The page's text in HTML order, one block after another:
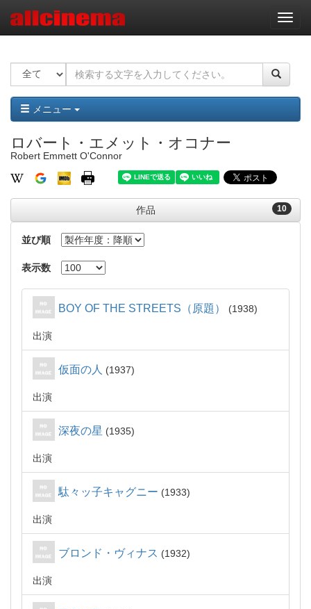
ナ
ビ
ー
ョ
ン
メニュー
ロバート・エメット・オコナー
Robert Emmett O'Connor
10
作品
並び順
表示数
BOY OF THE STREETS（原題） 1938
出演
仮面の人 1937
出演
深夜の星 1935
出演
駄々ッ子キャグニー 1933
出演
ブロンド・ヴィナス 1932
出演